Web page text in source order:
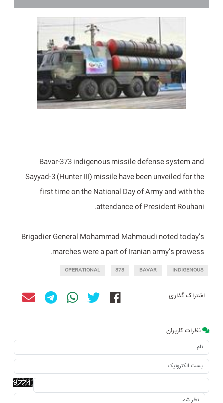
Bavar-373 indigenous missile defense system and
Sayyad-3 (Hunter III) missile have been unveiled for the
first time on the National Day of Army and with the
attendance of President Rouhani.
Brigadier General Mohammad Mahmoudi noted today’s
marches were a part of Iranian army’s prowess.
INDIGENOUS
BAVAR
373
OPERATIONAL
اشتراک گذاری
نظرات کاربران